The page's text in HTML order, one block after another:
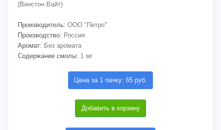
(Винстон Вайт)
Производитель: ООО "Петро"
Производство: Россия
Аромат: Без аромата
Содержание смолы: 1 мг
Цена за 1 пачку: 65 руб.
Добавить в корзину